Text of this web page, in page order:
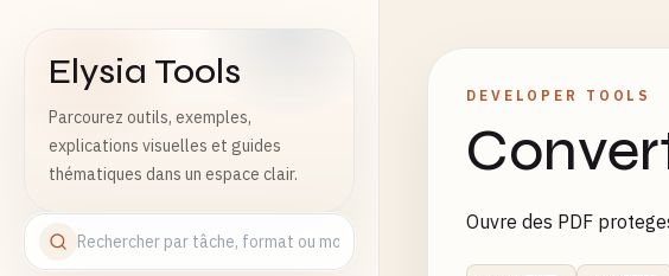
Elysia Tools
Parcourez outils, exemples,
explications visuelles et guides
thématiques dans un espace clair.
DEVELOPER TOOLS
Ouvre des PDF